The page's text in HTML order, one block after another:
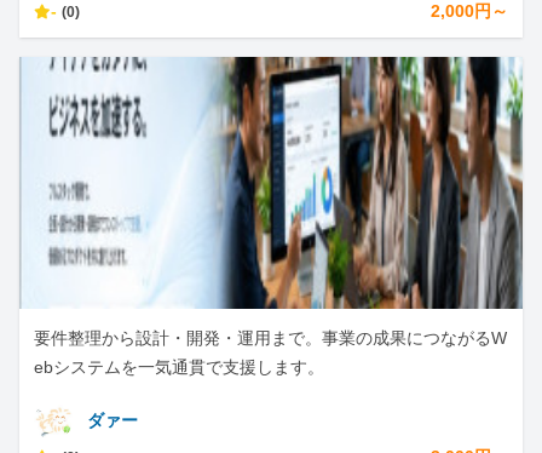
- (0) 2,000円～
要件整理から設計・開発・運用まで。事業の成果につながるW
ebシステムを一気通貫で支援します。
ダァー